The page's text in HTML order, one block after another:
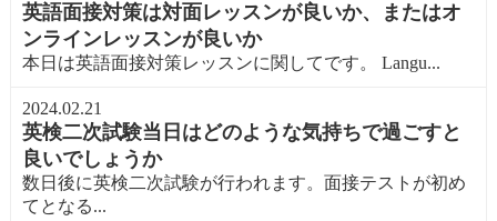
英語面接対策は対面レッスンが良いか、またはオ
ンラインレッスンが良いか
本日は英語面接対策レッスンに関してです。 Langu...
2024.02.21
英検二次試験当日はどのような気持ちで過ごすと
良いでしょうか
数日後に英検二次試験が行われます。面接テストが初め
てとなる...